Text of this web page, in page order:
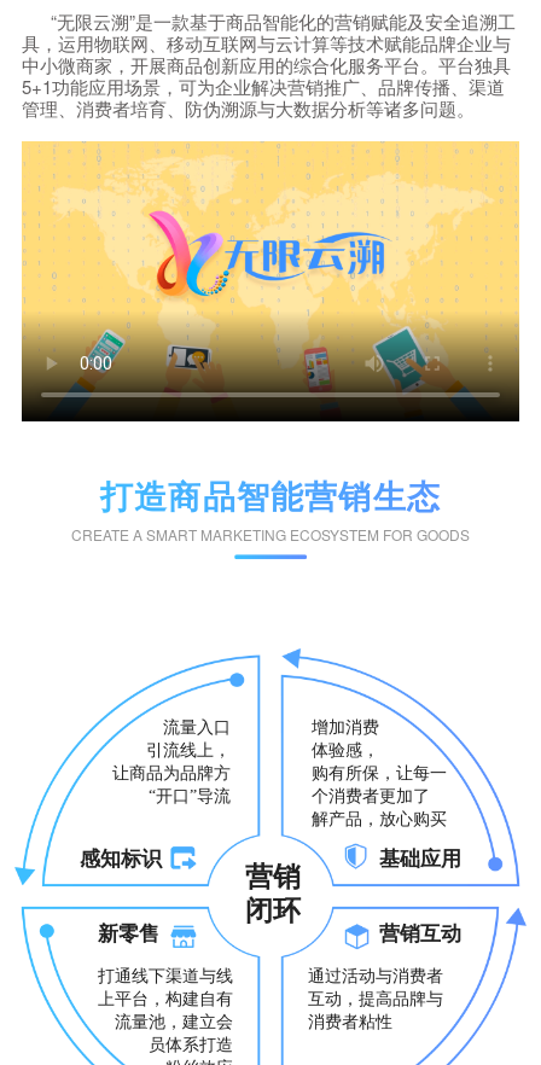
“无限云溯”是一款基于商品智能化的营销赋能及安全追溯工
具，运用物联网、移动互联网与云计算等技术赋能品牌企业与
中小微商家，开展商品创新应用的综合化服务平台。平台独具
5+1功能应用场景，可为企业解决营销推广、品牌传播、渠道
管理、消费者培育、防伪溯源与大数据分析等诸多问题。
打造商品智能营销生态
CREATE A SMART MARKETING ECOSYSTEM FOR GOODS
流量入口
引流线上，
让商品为品牌方
“开口”导流
增加消费
体验感，
购有所保，让每一
个消费者更加了
解产品，放心购买
感知标识 基础应用
营销
闭环
新零售 营销互动
打通线下渠道与线
上平台，构建自有
流量池，建立会
员体系打造
通过活动与消费者
互动，提高品牌与
消费者粘性